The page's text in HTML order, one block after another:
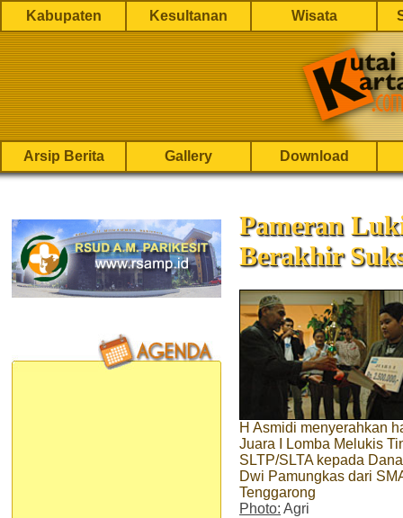
Kabupaten Kesultanan Wisata
Arsip Berita Gallery Download
Pameran
Berakhir
H Asmidi menyerahkan
Juara I Lomba Melukis
SLTP/SLTA kepada
Dwi Pamungkas dari
Tenggarong
Photo: Agri